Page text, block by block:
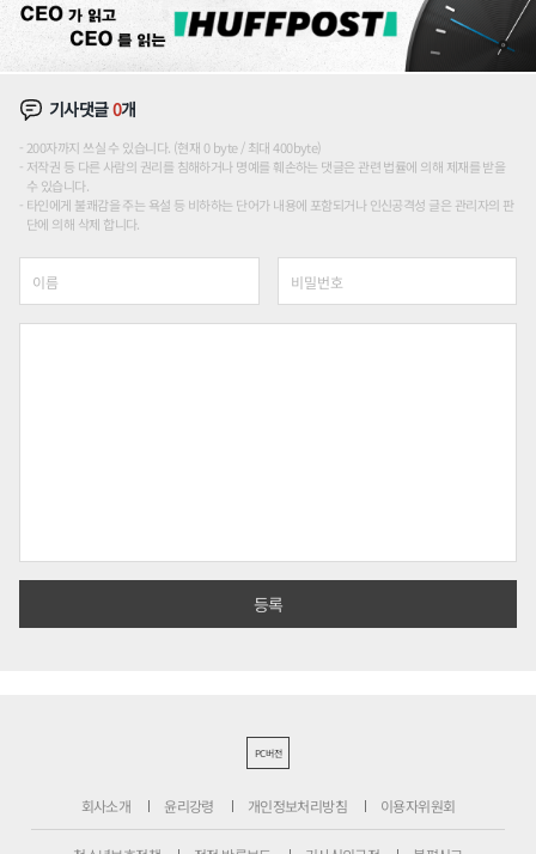
기사댓글0개
200자까지 쓰실 수 있습니다. (현재 0 byte / 최대 400byte)
저작권 등 다른 사람의 권리를 침해하거나 명예를 훼손하는 댓글은 관련 법률에 의해 제재를 받을
수 있습니다.
타인에게 불쾌감을 주는 욕설 등 비하하는 단어가 내용에 포함되거나 인신공격성 글은 관리자의 판
단에 의해 삭제 합니다.
PC버전
회사소개 윤리강령 개인정보처리방침 이용자위원회